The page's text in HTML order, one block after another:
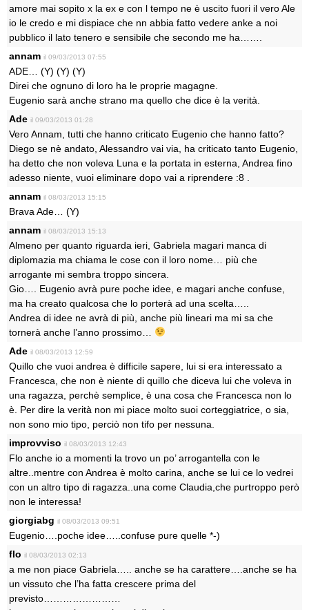
amore mai sopito x la ex e con l tempo ne è uscito fuori il vero Ale
io le credo e mi dispiace che nn abbia fatto vedere anke a noi
pubblico il lato tenero e sensibile che secondo me ha…….
annam il 09/03/2013 07:55
ADE… (Y) (Y) (Y)
Direi che ognuno di loro ha le proprie magagne.
Eugenio sarà anche strano ma quello che dice è la verità.
Ade il 09/03/2013 01:28
Vero Annam, tutti che hanno criticato Eugenio che hanno fatto?
Diego se nè andato, Alessandro vai via, ha criticato tanto Eugenio,
ha detto che non voleva Luna e la portata in esterna, Andrea fino
adesso niente, vuoi eliminare dopo vai a riprendere :8 .
annam il 08/03/2013 15:15
Brava Ade… (Y)
annam il 08/03/2013 15:13
Almeno per quanto riguarda ieri, Gabriela magari manca di
diplomazia ma chiama le cose con il loro nome… più che
arrogante mi sembra troppo sincera.
Gio…. Eugenio avrà pure poche idee, e magari anche confuse,
ma ha creato qualcosa che lo porterà ad una scelta…..
Andrea di idee ne avrà di più, anche più lineari ma mi sa che
tornerà anche l’anno prossimo…
Ade il 08/03/2013 12:59
Quillo che vuoi andrea è difficile sapere, lui si era interessato a
Francesca, che non è niente di quillo che diceva lui che voleva in
una ragazza, perchè semplice, è una cosa che Francesca non lo
è. Per dire la verità non mi piace molto suoi corteggiatrice, o sia,
non sono mio tipo, perciò non tifo per nessuna.
improvviso il 08/03/2013 12:43
Flo anche io a momenti la trovo un po’ arrogantella con le
altre..mentre con Andrea è molto carina, anche se lui ce lo vedrei
con un altro tipo di ragazza..una come Claudia,che purtroppo però
non le interessa!
giorgiabg il 08/03/2013 09:51
Eugenio….poche idee…..confuse pure quelle *-)
flo il 08/03/2013 02:13
a me non piace Gabriela….. anche se ha carattere….anche se ha
un vissuto che l’ha fatta crescere prima del
previsto……………………